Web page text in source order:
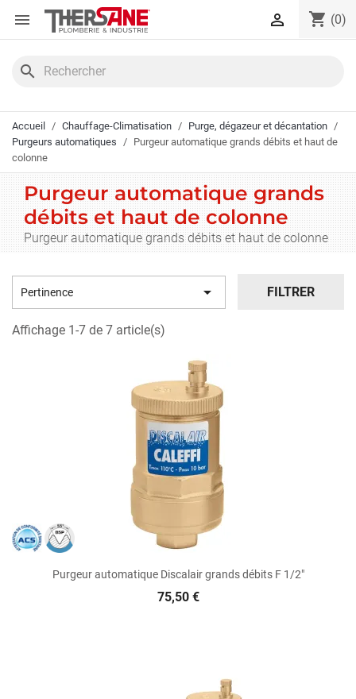
Panneau de gestion des cookies
 shopping_cart (0)

search
Accueil Chauffage-Climatisation
Purge, dégazeur et décantation
Purgeurs automatiques
Purgeur automatique grands débits et haut de
colonne
Purgeur automatique grands
débits et haut de colonne
Purgeur automatique grands débits et haut de colonne
Pertinence  FILTRER
Affichage 1-7 de 7 article(s)
Purgeur automatique Discalair grands débits F 1/2"
75,50 €